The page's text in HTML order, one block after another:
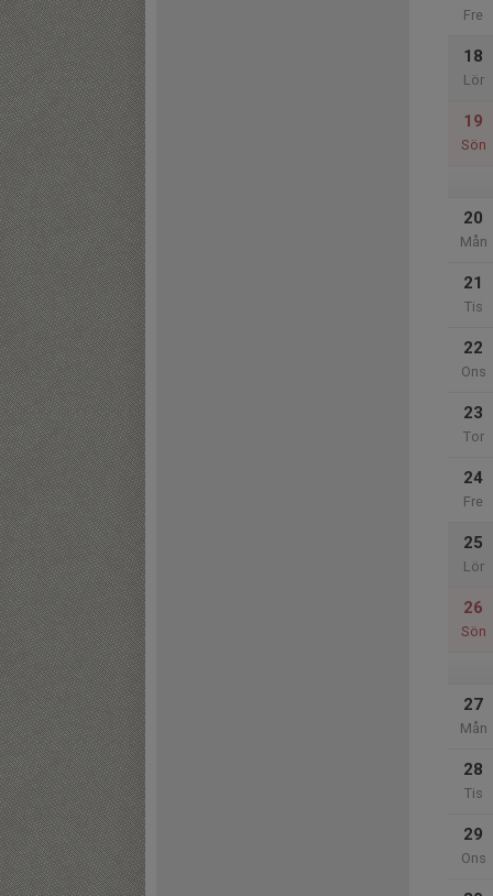
Fre
18
Lör
19
Sön
20
Mån
21
Tis
22
Ons
23
Tor
24
Fre
25
Lör
26
Sön
27
Mån
28
Tis
29
Ons